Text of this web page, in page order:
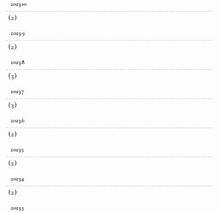
2023.10
(2)
2023.9
(2)
2023.8
(3)
2023.7
(3)
2023.6
(2)
2023.5
(2)
2023.4
(2)
2023.3